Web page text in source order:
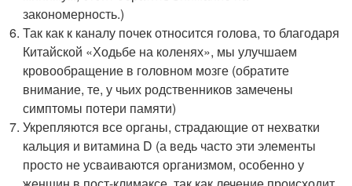
закономерность.)
Так как к каналу почек относится голова, то благодаря
Китайской «Ходьбе на коленях», мы улучшаем
кровообращение в головном мозге (обратите
внимание, те, у чьих родственников замечены
симптомы потери памяти)
Укрепляются все органы, страдающие от нехватки
кальция и витамина D (а ведь часто эти элементы
просто не усваиваются организмом, особенно у